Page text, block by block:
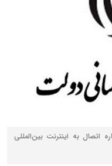
اتصال به اینترنت بین‌المللی